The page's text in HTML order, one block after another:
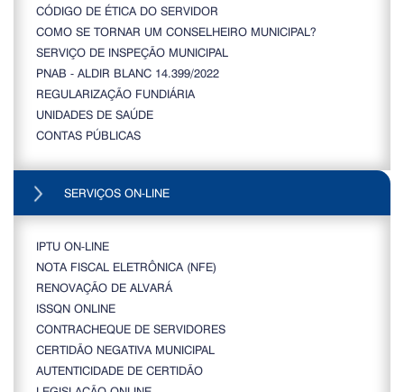
CÓDIGO DE ÉTICA DO SERVIDOR
COMO SE TORNAR UM CONSELHEIRO MUNICIPAL?
SERVIÇO DE INSPEÇÃO MUNICIPAL
PNAB - ALDIR BLANC 14.399/2022
REGULARIZAÇÃO FUNDIÁRIA
UNIDADES DE SAÚDE
CONTAS PÚBLICAS
SERVIÇOS ON-LINE
IPTU ON-LINE
NOTA FISCAL ELETRÔNICA (NFE)
RENOVAÇÃO DE ALVARÁ
ISSQN ONLINE
CONTRACHEQUE DE SERVIDORES
CERTIDÃO NEGATIVA MUNICIPAL
AUTENTICIDADE DE CERTIDÃO